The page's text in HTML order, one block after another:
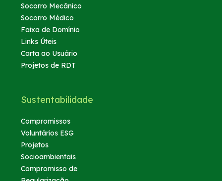
Socorro Mecânico
Socorro Médico
Faixa de Domínio
Links Úteis
Carta ao Usuário
Projetos de RDT
Sustentabilidade
Compromissos
Voluntários ESG
Projetos
Socioambientais
Compromisso de